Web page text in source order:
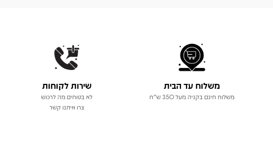
משלוח עד הבית
משלוח חינם בקניה מעל 350 ש"ח
שירות לקוחות
לא בטוחים מה לרכוש
צרו איתנו קשר